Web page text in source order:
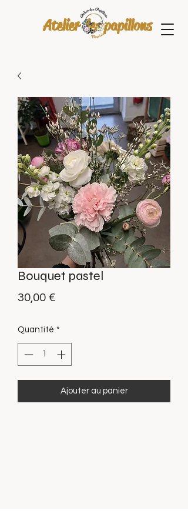
Atelier des papillons
Bouquet pastel
30,00 €Prix
Quantité *
Ajouter au panier